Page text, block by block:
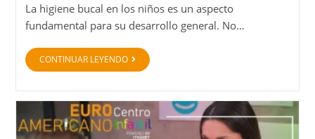
La higiene bucal en los niños es un aspecto
fundamental para su desarrollo general. No…
CONTINUAR LEYENDO